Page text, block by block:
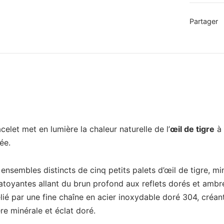
Partager
met en lumière la chaleur naturelle de l’œil de tigre à
distincts de cinq petits palets d’œil de tigre,
allant du brun profond aux reflets dorés et
par une fine chaîne en acier inoxydable doré 304,
minérale et éclat doré.